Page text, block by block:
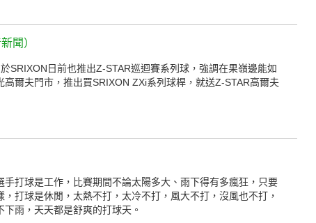
聞）
SRIXON日前也推出Z-STAR巡迴賽系列球，強調在果嶺邊能如
爾夫門市，推出買SRIXON ZXi系列球桿，就送Z-STAR高爾夫
打球是工作，比賽期間不論太陽多大、雨下得有多瘋狂，只要
打球是休閒，太熱不打，太冷不打，風大不打，沒風也不打，
雨，天天都是舒爽的打球天。